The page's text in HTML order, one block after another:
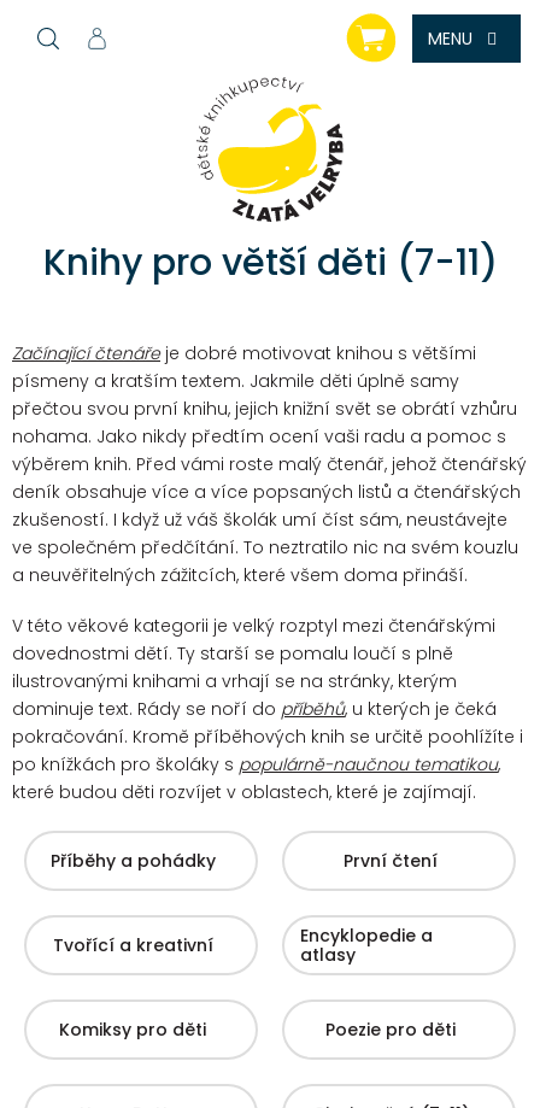
NÁKUPNÍ
KOŠÍK
Knihy pro větší děti (7-11)
Začínající čtenářeje dobré motivovat knihou s většími
písmeny a kratším textem. Jakmile děti úplně samy
přečtou svou první knihu, jejich knižní svět se obrátí vzhůru
nohama. Jako nikdy předtím ocení vaši radu a pomoc s
výběrem knih. Před vámi roste malý čtenář, jehož čtenářský
deník obsahuje více a více popsaných listů a čtenářských
zkušeností. I když už váš školák umí číst sám, neustávejte
ve společném předčítání. To neztratilo nic na svém kouzlu
a neuvěřitelných zážitcích, které všem doma přináší.
V této věkové kategorii je velký rozptyl mezi čtenářskými
dovednostmi dětí. Ty starší se pomalu loučí s plně
ilustrovanými knihami a vrhají se na stránky, kterým
dominuje text. Rády se noří do příběhů, u kterých je čeká
pokračování. Kromě příběhových knih se určitě poohlížíte i
po knížkách pro školáky s populárně-naučnou tematikou,
které budou děti rozvíjet v oblastech, které je zajímají.
Příběhy a pohádky První čtení
Tvořící a kreativní
Encyklopedie a
atlasy
Komiksy pro děti Poezie pro děti